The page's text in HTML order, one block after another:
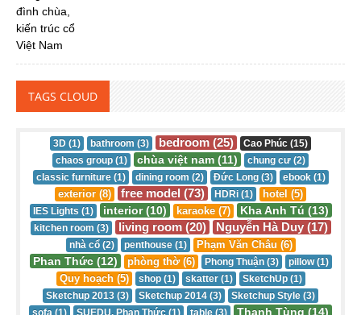
TAGS CLOUD
3D (1) bathroom (3) bedroom (25)
Cao Phúc (15)
chaos group (1)
chùa việt nam (11)
chung cư (2)
classic furniture (1)
dining room (2) Đức Long (3) ebook (1)
exterior (8) free model (73) HDRi (1) hotel (5)
IES Lights (1) interior (10) karaoke (7) Kha Anh Tú (13)
kitchen room (3) living room (20) Nguyễn Hà Duy (17)
nhà cổ (2) penthouse (1) Phạm Văn Châu (6)
Phan Thức (12) phòng thờ (6) Phong Thuận (3) pillow (1)
Quy hoạch (5) shop (1) skatter (1)
SketchUp (1)
Sketchup 2013 (3)
Sketchup 2014 (3)
Sketchup Style (3)
sofa (1)
SUEDU, Phan Thức (1) table (3) Thanh Tùng (14)